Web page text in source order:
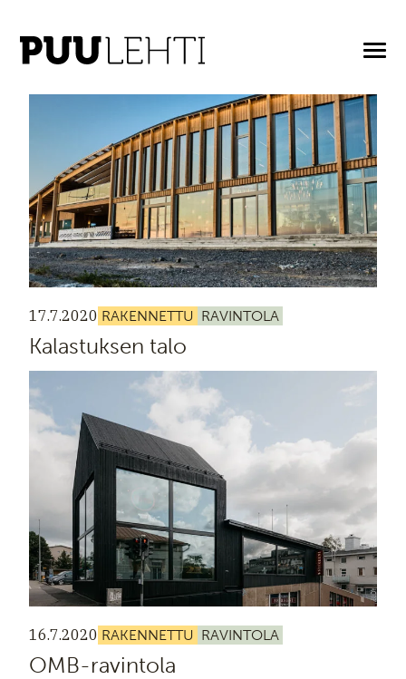
ARTIKKELIT AVAINASANALLA: RAVINTOLA
17.7.2020 RAKENNETTU RAVINTOLA
Kalastuksen talo
16.7.2020 RAKENNETTU RAVINTOLA
OMB-ravintola